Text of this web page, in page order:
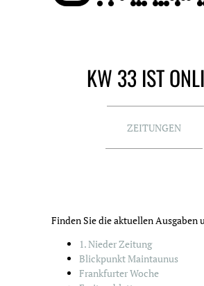
KW 33 IST
ZEITUNGEN
Finden Sie die aktuellen Ausgaben
1. Nieder Zeitung
Blickpunkt Maintaunus
Frankfurter Woche